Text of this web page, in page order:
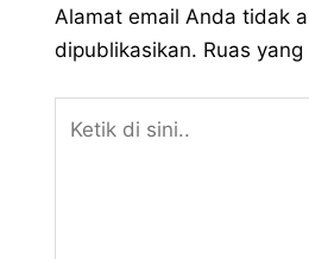
Alamat email Anda tidak
dipublikasikan. Ruas